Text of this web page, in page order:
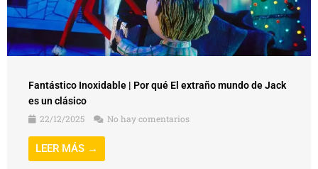
Fantástico Inoxidable | Por qué El extraño mundo de Jack
es un clásico
22/12/2025
No hay comentarios
LEER MÁS →